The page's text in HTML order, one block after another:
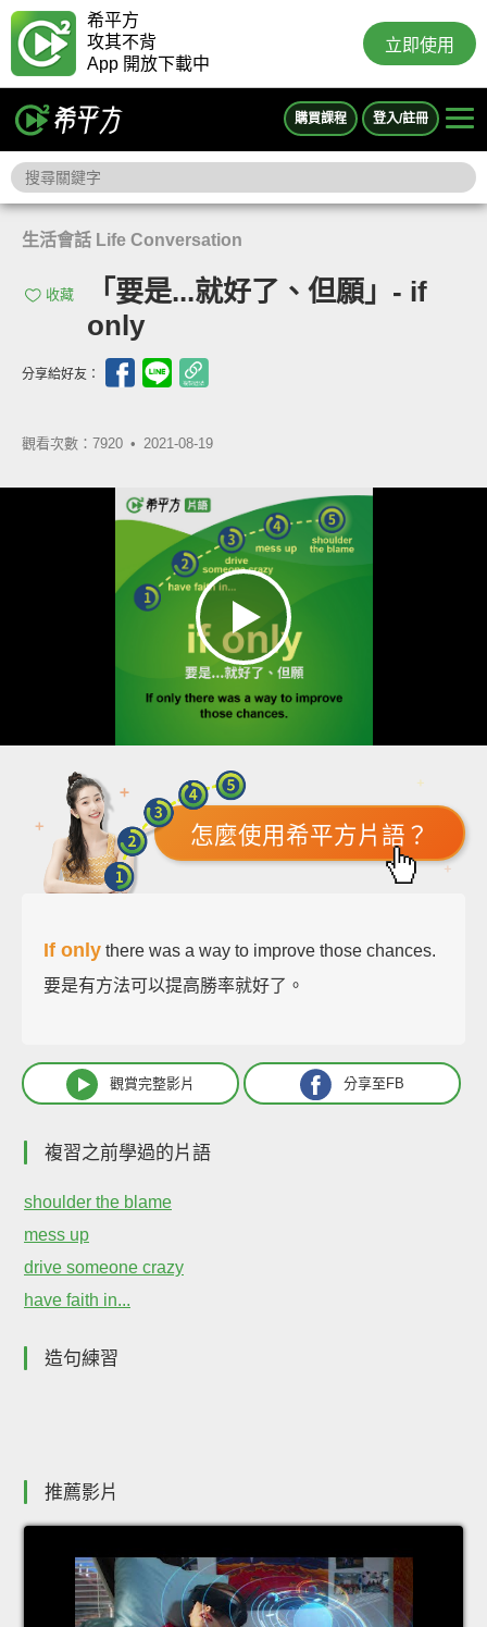
希平方
攻其不背
App 開放下載中
立即使用
購買課程 登入/註冊
生活會話 Life Conversation
收藏
「要是...就好了、但願」- if
only
分享給好友：
觀看次數：7920 • 2021-08-19
怎麼使用希平方片語？
If only there was a way to improve those chances.
要是有方法可以提高勝率就好了。
觀賞完整影片 分享至FB
複習之前學過的片語
shoulder the blame
mess up
drive someone crazy
have faith in...
造句練習
推薦影片